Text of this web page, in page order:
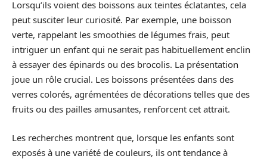
Lorsqu’ils voient des boissons aux teintes éclatantes, cela
peut susciter leur curiosité. Par exemple, une boisson
verte, rappelant les smoothies de légumes frais, peut
intriguer un enfant qui ne serait pas habituellement enclin
à essayer des épinards ou des brocolis. La présentation
joue un rôle crucial. Les boissons présentées dans des
verres colorés, agrémentées de décorations telles que des
fruits ou des pailles amusantes, renforcent cet attrait.
Les recherches montrent que, lorsque les enfants sont
exposés à une variété de couleurs, ils ont tendance à